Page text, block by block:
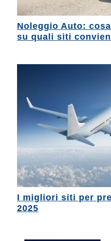
Noleggio Auto:
su quali siti
I migliori siti per
2025